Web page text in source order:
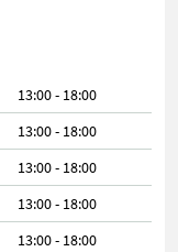
13:00 - 18:00
13:00 - 18:00
13:00 - 18:00
13:00 - 18:00
13:00 - 18:00